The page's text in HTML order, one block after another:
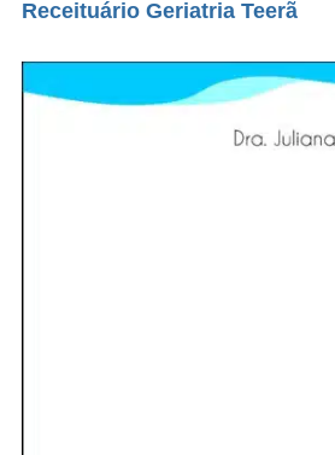
Receituário Geriatria Teerã